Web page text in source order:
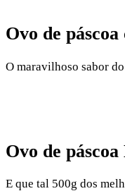
Ovo de
O maravilhoso sabor
Ovo de
E que tal 500g dos